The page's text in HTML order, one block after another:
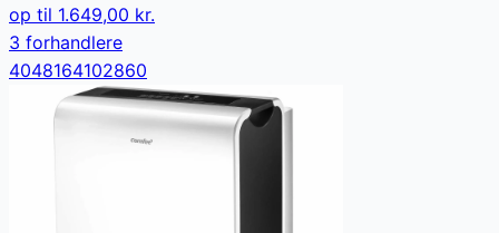
op til 1.649,00 kr.
3 forhandlere
4048164102860